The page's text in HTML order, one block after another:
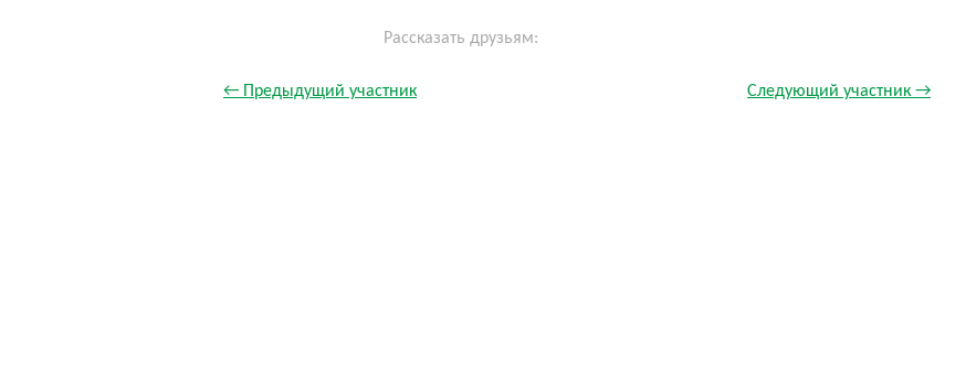
Рассказать друзьям:
← Предыдущий участник Следующий участник →